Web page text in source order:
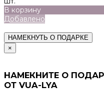
В корзину
Добавлено
НАМЕКНУТЬ О ПОДАРКЕ
×
НАМЕКНИТЕ О
ОТ VUA-LYA